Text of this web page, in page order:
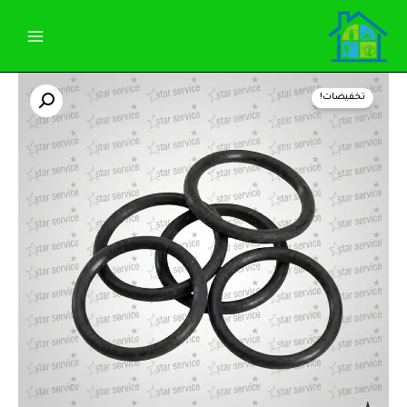
المحتوى
تخفيضات!
السعر
الأصلي
هو:
400,00 EGP.
السعر
الحالي
هو:
380,00 EGP.
كمية
جوان
مكبس
خارجي
سويس
مكس